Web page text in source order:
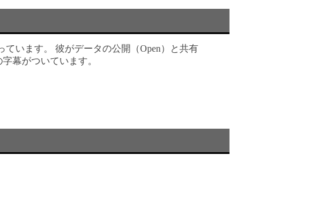
ています。 彼がデータの公開（Open）と共有
幕がついています。